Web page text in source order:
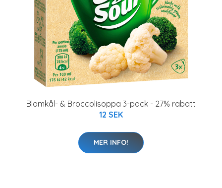
Blomkål- & Broccolisoppa 3-pack - 27% rabatt
12 SEK
MER INFO!